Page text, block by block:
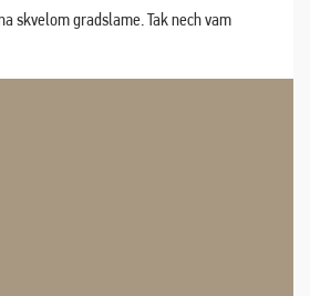
skvelom gradslame. Tak nech vam
Prajem vam este veľa ta ...